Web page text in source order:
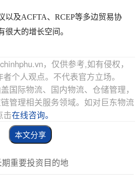
以及ACFTA、RCEP等多边贸易协
很大的增长空间。
，仅供参考,如有侵权，
个人观点。不代表官方立场。
国际物流、国内物流、仓储管理，
管理相关服务领域。如对巨东物流
击在线咨询。
本文分享
重要投资目的地